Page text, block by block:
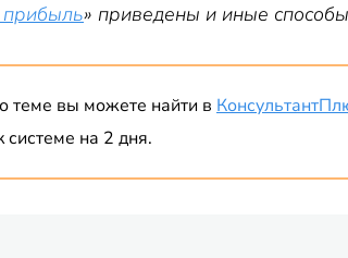
» приведены и иные
теме вы можете найти в
на 2 дня.